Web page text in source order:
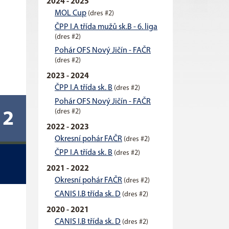
2
2024 - 2025
MOL Cup (dres #2)
ČPP I.A třída mužů sk.B - 6. liga
(dres #2)
Pohár OFS Nový Jičín - FAČR
(dres #2)
2023 - 2024
ČPP I.A třída sk. B (dres #2)
Pohár OFS Nový Jičín - FAČR
(dres #2)
2022 - 2023
Okresní pohár FAČR (dres #2)
ČPP I.A třída sk. B (dres #2)
2021 - 2022
Okresní pohár FAČR (dres #2)
CANIS I.B třída sk. D (dres #2)
2020 - 2021
CANIS I.B třída sk. D (dres #2)